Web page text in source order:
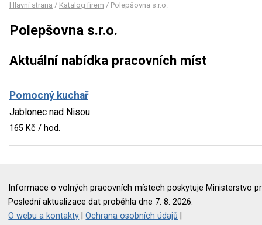
Hlavní strana / Katalog firem / Polepšovna s.r.o.
Polepšovna s.r.o.
Aktuální nabídka pracovních míst
Pomocný kuchař
Jablonec nad Nisou
165 Kč / hod.
Informace o volných pracovních místech poskytuje Ministerstvo
Poslední aktualizace dat proběhla dne 7. 8. 2026.
O webu a kontakty |Ochrana osobních údajů